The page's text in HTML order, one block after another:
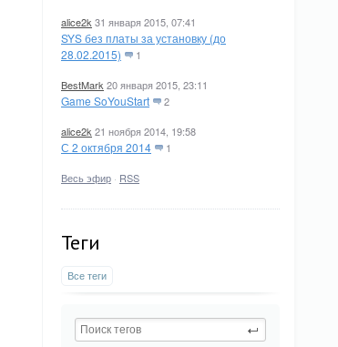
alice2k 31 января 2015, 07:41
SYS без платы за установку (до
28.02.2015)
1
BestMark 20 января 2015, 23:11
Game SoYouStart 2
alice2k 21 ноября 2014, 19:58
С 2 октября 2014 1
Весь эфир · RSS
Теги
Все теги